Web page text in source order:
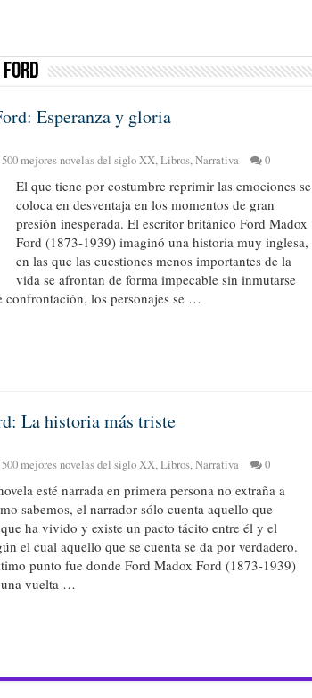
Esperanza y gloria
mejores novelas del siglo XX,Libros,Narrativa 0
El que tiene por costumbre reprimir las emociones se
coloca en desventaja en los momentos de gran
presión inesperada. El escritor británico Ford Madox
Ford (1873-1939) imaginó una historia muy inglesa,
en las que las cuestiones menos importantes de la
vida se afrontan de forma impecable sin inmutarse
confrontación, los personajes se …
La historia más triste
mejores novelas del siglo XX,Libros,Narrativa 0
esté narrada en primera persona no extraña a
sabemos, el narrador sólo cuenta aquello que
ha vivido y existe un pacto tácito entre él y el
el cual aquello que se cuenta se da por verdadero.
punto fue donde Ford Madox Ford (1873-1939)
vuelta …